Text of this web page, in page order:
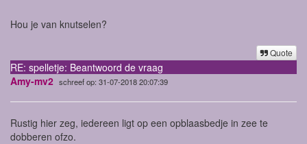
Hou je van knutselen?
Quote
RE: spelletje: Beantwoord de vraag
Amy-mv2 schreef op: 31-07-2018 20:07:39
Rustig hier zeg, iedereen ligt op een opblaasbedje in zee te
dobberen ofzo.